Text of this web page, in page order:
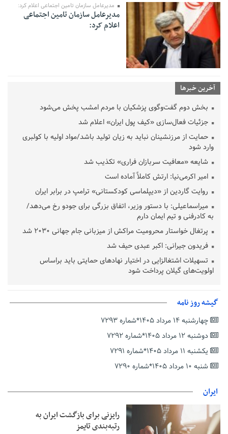
مدیرعامل سازمان تامین اجتماعی اعلام کرد:
مدیرعامل سازمان تامین اجتماعی
اعلام کرد:
آخرین خبرها
بخش دوم گفت‌وگوی پزشکیان با مردم امشب پخش می‌شود
جزئیات فعال‌سازی «کیف پول ایران» اعلام شد
حمایت از مرزنشینان نباید به زیان تولید باشد/مواد اولیه با کولبری
وارد شود
شایعه «معافیت سربازان فراری» تکذیب شد
امیر اکرمی‌نیا: ارتش کاملاً آماده است
روایت گاردین از «دیپلماسی کودکستانی» ترامپ در برابر ایران
میراسماعیلی: با دستور وزیر، اتفاق بزرگی برای جودو رخ می‌دهد/
به کادرفنی و تیم ایمان دارم
پرتغال خواستار محرومیت مراکش از میزبانی جام جهانی ۲۰۳۰ شد
فریدون جیرانی: اکبر عبدی حیف شد
تسهیلات اشتغالزایی در اختیار نهادهای حمایتی باید براساس
اولویت‌های گیلان پرداخت شود
دفتر رهبر انقلاب: مطالب خارج از مراجع رسمی فاقد سندیت است
بقائی: فضای مذاکرات فنی و سیاسی ایران و عمان درباره تنگه هرمز،
مثبت است
رئیس سازمان جهاد کشاورزی استان: کشاورزان گیلان نسبت به
دریافت یارانه کود اقدام کنند
گیشه روز نامه
چهارشنبه ۱۴ مرداد ۱۴۰۵*شماره ۷۲۹۳
دوشنبه ۱۲ مرداد ۱۴۰۵*شماره ۷۲۹۲
یکشنبه ۱۱ مرداد ۱۴۰۵*شماره ۷۲۹۱
شنبه ۱۰ مرداد ۱۴۰۵*شماره ۷۲۹۰
ایران
رایزنی برای بازگشت ایران به
رتبه‌بندی تایمز